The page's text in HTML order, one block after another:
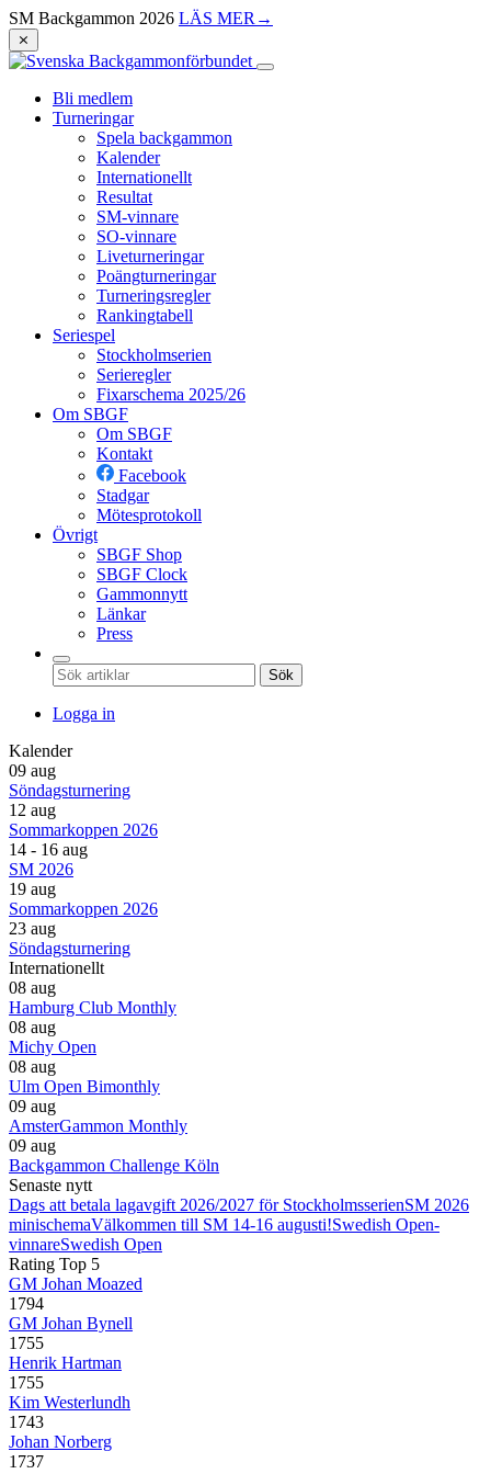
SM Backgammon 2026 LÄS MER →
⨯
Bli medlem
Turneringar
Spela backgammon
Kalender
Internationellt
Resultat
SM-vinnare
SO-vinnare
Liveturneringar
Poängturneringar
Turneringsregler
Rankingtabell
Seriespel
Stockholmserien
Serieregler
Fixarschema 2025/26
Om SBGF
Om SBGF
Kontakt
Facebook
Stadgar
Mötesprotokoll
Övrigt
SBGF Shop
SBGF Clock
Gammonnytt
Länkar
Press
Sök
Logga in
Kalender
09 aug
Söndagsturnering
12 aug
Sommarkoppen 2026
14 - 16 aug
SM 2026
19 aug
Sommarkoppen 2026
23 aug
Söndagsturnering
Internationellt
08 aug
Hamburg Club Monthly
08 aug
Michy Open
08 aug
Ulm Open Bimonthly
09 aug
AmsterGammon Monthly
09 aug
Backgammon Challenge Köln
Senaste nytt
Dags att betala lagavgift 2026/2027 för StockholmsserienSM 2026
minischemaVälkommen till SM 14-16 augusti!Swedish Open-
vinnareSwedish Open
Rating Top 5
GM Johan Moazed
1794
GM Johan Bynell
1755
Henrik Hartman
1755
Kim Westerlundh
1743
Johan Norberg
1737